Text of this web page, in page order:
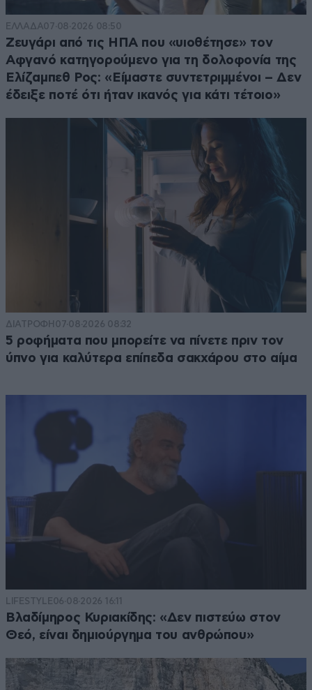
ΕΛΛΑΔΑ07·08·2026 08:50
Ζευγάρι από τις ΗΠΑ που «υιοθέτησε» τον
Αφγανό κατηγορούμενο για τη δολοφονία της
Ελίζαμπεθ Ρος: «Είμαστε συντετριμμένοι – Δεν
έδειξε ποτέ ότι ήταν ικανός για κάτι τέτοιο»
ΔΙΑΤΡΟΦΗ 07·08·2026 08:32
5 ροφήματα που μπορείτε να πίνετε πριν τον
ύπνο για καλύτερα επίπεδα σακχάρου στο αίμα
LIFESTYLE06·08·2026 16:11
Βλαδίμηρος Κυριακίδης: «Δεν πιστεύω στον
Θεό, είναι δημιούργημα του ανθρώπου»